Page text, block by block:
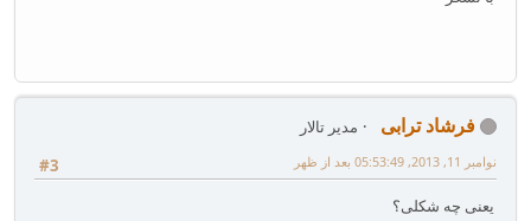
فرشاد ترابی
مدیر تالار
#3
نوامبر 11, 2013, 05:53:49 بعد از ظهر
یعنی چه شکلی؟